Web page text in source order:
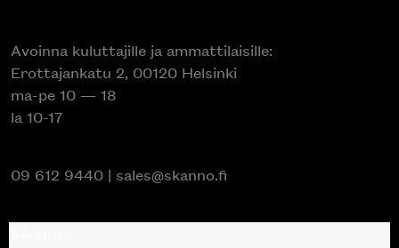
Avoinna kuluttajille ja ammattilaisille:
Erottajankatu 2, 00120 Helsinki
ma-pe 10 — 18
la 10-17
09 612 9440 | sales@skanno.fi